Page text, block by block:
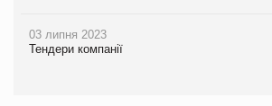
03 липня 2023
Тендери компанії